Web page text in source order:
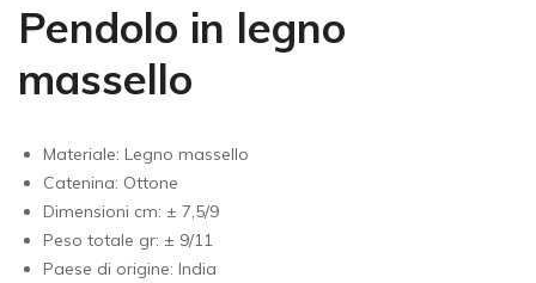
Pendolo in legno
massello
Materiale: Legno massello
Catenina: Ottone
Dimensioni cm: ± 7,5/9
Peso totale gr: ± 9/11
Paese di origine: India